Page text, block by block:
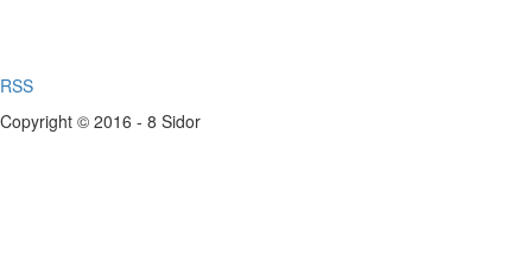
RSS
Copyright © 2016 - 8 Sidor